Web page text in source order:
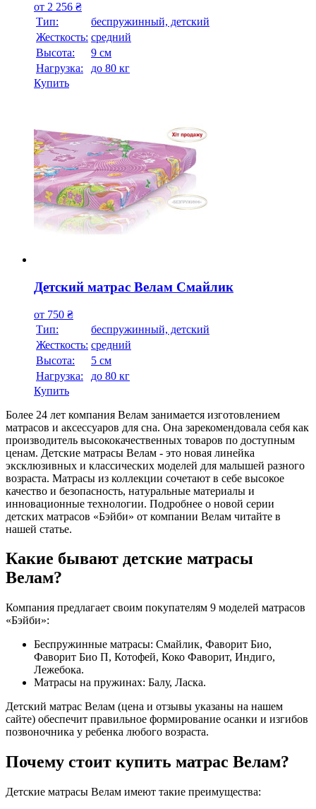
от 2 256 ₴
Тип:
беспружинный, детский
Жесткость: средний
Высотa:
9 см
Нагрузка:
до 80 кг
Купить
Детский матрас Велам Смайлик
от 750 ₴
Тип:
беспружинный, детский
Жесткость: средний
Высотa:
5 см
Нагрузка:
до 80 кг
Купить
Более 24 лет компания Велам занимается изготовлением
матрасов и аксессуаров для сна. Она зарекомендовала себя как
производитель высококачественных товаров по доступным
ценам. Детские матрасы Велам - это новая линейка
эксклюзивных и классических моделей для малышей разного
возраста. Матрасы из коллекции сочетают в себе высокое
качество и безопасность, натуральные материалы и
инновационные технологии. Подробнее о новой серии
детских матрасов «Бэйби» от компании Велам читайте в
нашей статье.
Какие бывают детские матрасы
Велам?
Компания предлагает своим покупателям 9 моделей матрасов
«Бэйби»:
Беспружинные матрасы: Смайлик, Фаворит Био,
Фаворит Био П, Котофей, Коко Фаворит, Индиго,
Лежебока.
Матрасы на пружинах: Балу, Ласка.
Детский матрас Велам (цена и отзывы указаны на нашем
сайте) обеспечит правильное формирование осанки и изгибов
позвоночника у ребенка любого возраста.
Почему стоит купить матрас Велам?
Детские матрасы Велам имеют такие преимущества: